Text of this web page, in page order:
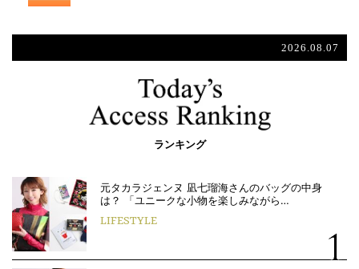
2026.08.07
ランキング
元タカラジェンヌ 凪七瑠海さんのバッグの中身
は？ 「ユニークな小物を楽しみながら…
LIFESTYLE